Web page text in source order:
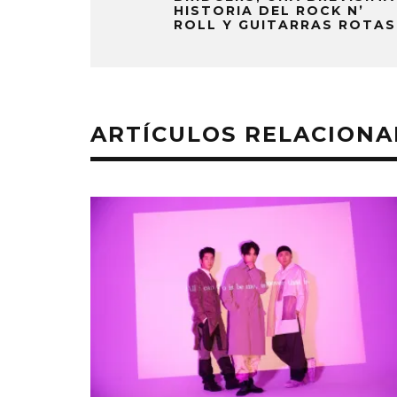
HISTORIA DEL ROCK N’
ROLL Y GUITARRAS ROTAS
ARTÍCULOS